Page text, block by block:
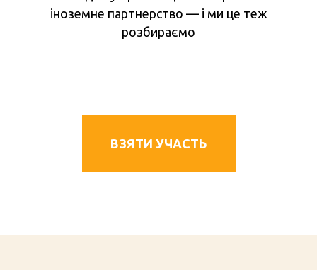
іноземне партнерство — і ми це теж
розбираємо
ВЗЯТИ УЧАСТЬ